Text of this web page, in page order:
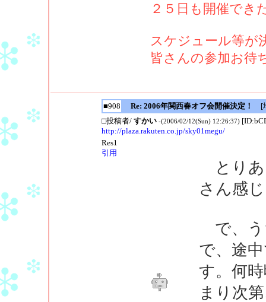
２５日も開催でき
スケジュール等が
皆さんの参加お待
■908 Re: 2006年関西春オフ会開催決定！
[
□投稿者/ すかい -(2006/02/12(Sun) 12:26:37)
http://plaza.rakuten.co.jp/sky01megu/
Res1
引用
とりあ
さん感
で、う
で、途
す。何
まり次